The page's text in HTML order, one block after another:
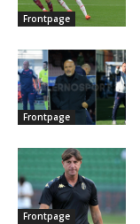
Frontpage
Frontpage
Frontpage